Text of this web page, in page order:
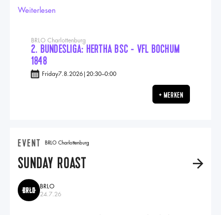
Weiterlesen
BRLO Charlottenburg
2. BUNDESLIGA: HERTHA BSC - VFL BOCHUM
1848
Friday7.8.2026 20:30–0:00
+ MERKEN
EVENT BRLO Charlottenburg
SUNDAY ROAST A
BRLO
24.7.26